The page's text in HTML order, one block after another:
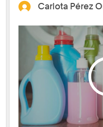
Carlota Pérez